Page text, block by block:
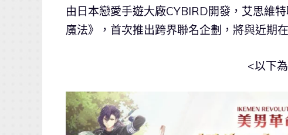
由日本戀愛手遊大廠CYBIRD開發，艾思維
魔法》，首次推出跨界聯名企劃，將與近期
<以下